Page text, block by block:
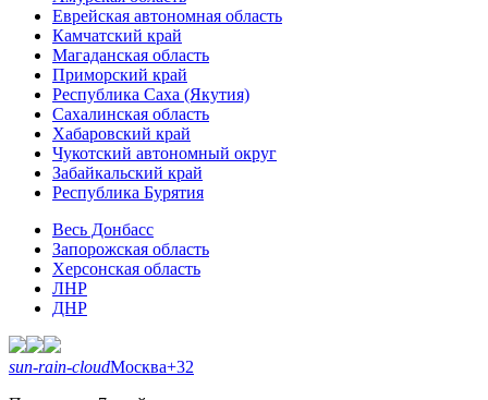
Еврейская автономная область
Камчатский край
Магаданская область
Приморский край
Республика Саха (Якутия)
Сахалинская область
Хабаровский край
Чукотский автономный округ
Забайкальский край
Республика Бурятия
Весь Донбасс
Запорожская область
Херсонская область
ЛНР
ДНР
sun-rain-cloudМосква+32